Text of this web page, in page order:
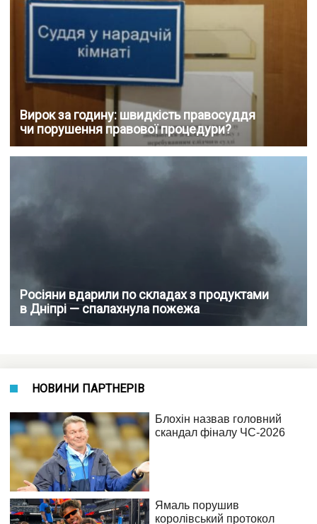
Вирок за годину: швидкість правосуддя
чи порушення правової процедури?
Росіяни вдарили по складах з продуктами
в Дніпрі — спалахнула пожежа
НОВИНИ ПАРТНЕРІВ